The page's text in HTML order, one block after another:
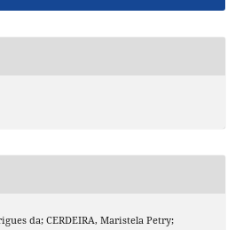
da; CERDEIRA, Maristela Petry;